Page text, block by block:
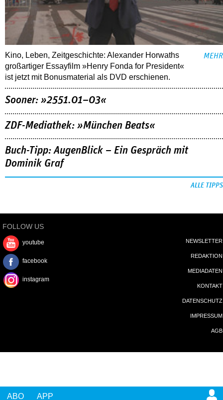
ABO APP
Kino, Leben, Zeitgeschichte: Alexander Horwaths
großartiger Essayfilm »Henry Fonda for President«
ist jetzt mit Bonusmaterial als DVD erschienen.
MEHR
Sooner: »2551.01–03«
ZDF-Mediathek: »München Beats«
Buch-Tipp: AugenBlick – Ein Gespräch mit
Dominik Graf
ALLE TIPPS
FOLLOW US
youtube
facebook
instagram
NEWSLETTER
REDAKTION
MEDIADATEN
KONTAKT
DATENSCHUTZ
IMPRESSUM
AGB